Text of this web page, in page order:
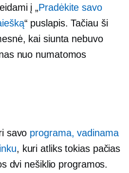
į „Pradėkite savo
“ puslapis. Tačiau ši
kai siunta nebuvo
nuo numatomos
savo programa, vadinama
, kuri atliks tokias pačias
dvi nešiklio programos.